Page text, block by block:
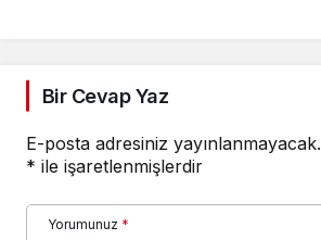
Bir Cevap Yaz
E-posta adresiniz yayınlanmayacak.
* ile işaretlenmişlerdir
Yorumunuz *